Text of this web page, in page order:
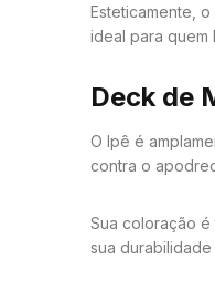
Esteticamente,
ideal para quem
Deck de
O Ipê é
contra o
Sua coloração
sua